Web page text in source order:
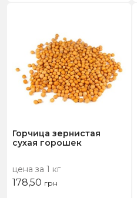
Горчица зернистая
сухая горошек
цена за 1 кг
178,50 грн